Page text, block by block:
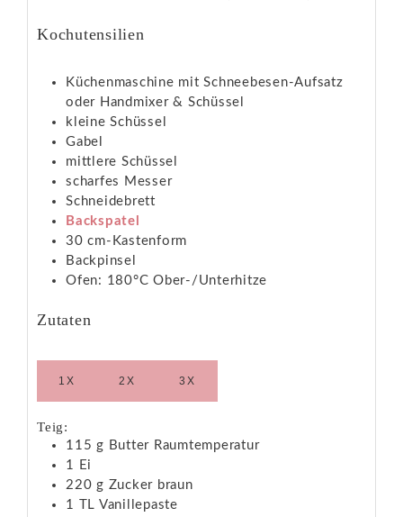
Kochutensilien
Küchenmaschine mit Schneebesen-Aufsatz
oder Handmixer & Schüssel
kleine Schüssel
Gabel
mittlere Schüssel
scharfes Messer
Schneidebrett
Backspatel
30 cm-Kastenform
Backpinsel
Ofen: 180°C Ober-/Unterhitze
Zutaten
1X 2X 3X
Teig:
115 g Butter Raumtemperatur
1 Ei
220 g Zucker braun
1
TL Vanillepaste